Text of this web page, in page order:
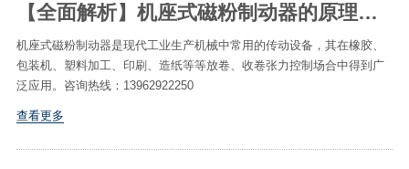
【全面解析】机座式磁粉制动器的原理及优势特性
机座式磁粉制动器是现代工业生产机械中常用的传动设备，其在橡胶、
包装机、塑料加工、印刷、造纸等等放卷、收卷张力控制场合中得到广
泛应用。咨询热线：13962922250
查看更多